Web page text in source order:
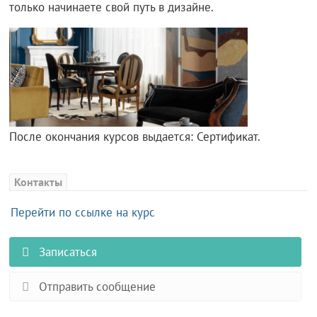
только начинаете свой путь в дизайне.
После окончания курсов выдается: Сертификат.
Контакты
Перейти по ссылке на курс
Записаться
Отправить сообщение